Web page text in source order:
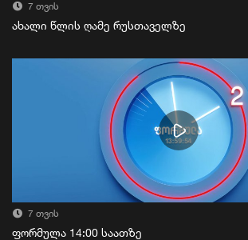
7 თვის
ახალი წლის ღამე რუსთაველზე
7 თვის
ფორმულა 14:00 საათზე